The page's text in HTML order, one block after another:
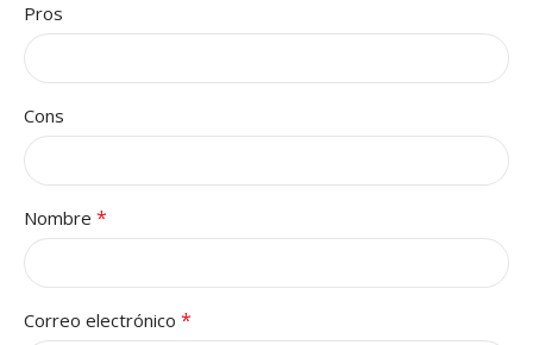
Pros
Cons
Nombre *
Correo electrónico *